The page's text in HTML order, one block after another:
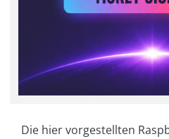
Die hier vorgestellten